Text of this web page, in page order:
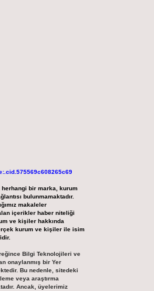
herhangi bir marka, kurum
bulunmamaktadır.
makaleler
içerikler haber niteliği
ve kişiler hakkında
kurum ve kişiler ile isim
Bilgi Teknolojileri ve
onaylanmış bir Yer
Bu nedenle, sitedeki
veya araştırma
Ancak, üyelerimiz